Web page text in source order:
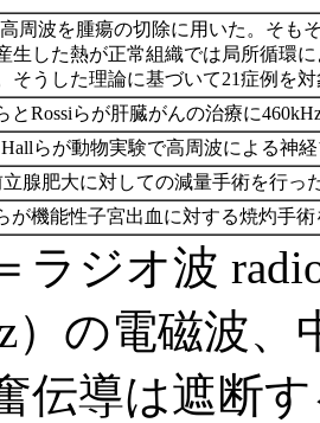
周波を腫瘍の切除に用いた。そも
生した熱が正常組織では局所循環
そうした理論に基づいて21症例を
とRossiらが肝臓がんの治療に
Hallらが動物実験で高周波による神
立腺肥大に対しての減量手術を行っ
が機能性子宮出血に対する焼灼手
ラジオ波
）の電磁波
伝導は遮断